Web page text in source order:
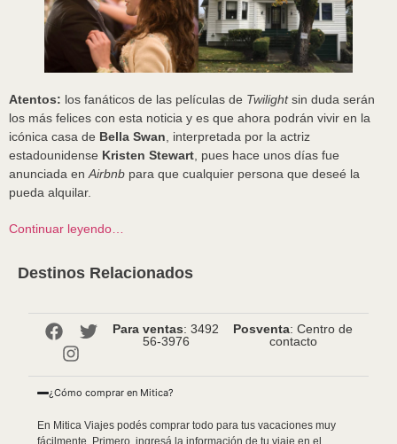
Atentos: los fanáticos de las películas de Twilightsin duda serán
los más felices con esta noticia y es que ahora podrán vivir en la
icónica casa de Bella Swan , interpretada por la actriz
estadounidense Kristen Stewart , pues hace unos días fue
anunciada en Airbnb para que cualquier persona que deseé la
pueda alquilar.
Continuar leyendo…
Destinos Relacionados
Para ventas: 3492
56-3976
Posventa: Centro de
contacto
¿Cómo comprar en Mitica?
En Mitica Viajes podés comprar todo para tus vacaciones muy
fácilmente. Primero, ingresá la información de tu viaje en el